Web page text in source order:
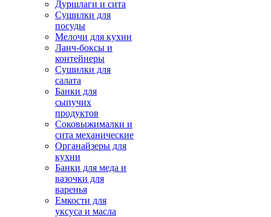
Дуршлаги и сита
Сушилки для
посуды
Мелочи для кухни
Ланч-боксы и
контейнеры
Сушилки для
салата
Банки для
сыпучих
продуктов
Соковыжималки и
сита механические
Органайзеры для
кухни
Банки для меда и
вазочки для
варенья
Емкости для
уксуса и масла